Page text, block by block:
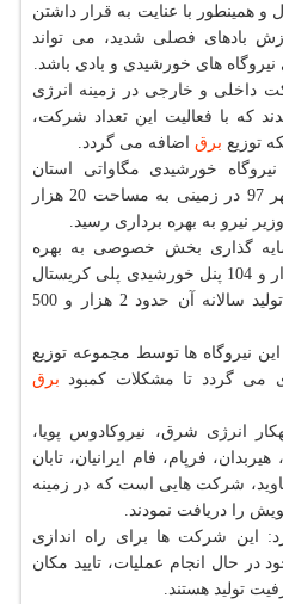
و همینطور با عنایت به قرار داشتن
بادهای فصلی شدید، می تواند
های خورشیدی و بادی باشد.
كرد: تا كنون 12 شركت داخلی و خارجی در زمینه انرژی
كه با فعالیت این تعداد شركت،
برق اضافه می گردد.
خورشیدی مگاواتی استان
سمنان در دامغان روز چهارم مهر 97 در زمینی به مساحت 20 هزار
نیرو به بهره برداری رسید.
گذاری بخش خصوصی به بهره
برداری رسید كه شامل چهار هزار و 104 پنل خورشیدی پلی كریستال
و 18 اینورتور است و ظرفیت تولید سالانه آن حدود 2 هزار و 500
این نیروگاه ها توسط مجموعه توزیع
می گردد تا مشكلات كمبود برق
انرژی شرق، نیروكادوس پویا،
فرپام، فام ایرانیان، تابان
شركت هایی است كه در زمینه
را دریافت نمودند.
این شركت ها برای راه اندازی
در حال انجام عملیات، تایید مكان
تولید هستند.